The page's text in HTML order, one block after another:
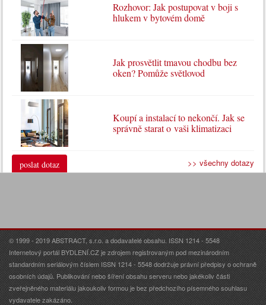
Rozhovor: Jak postupovat v boji s
hlukem v bytovém domě
Jak prosvětlit tmavou chodbu bez
oken? Pomůže světlovod
Koupí a instalací to nekončí. Jak se
správně starat o vaši klimatizaci
poslat dotaz >> všechny dotazy
© 1999 - 2019 ABSTRACT, s.r.o. a dodavatelé obsahu. ISSN 1214 - 5548
Internetový portál BYDLENÍ.CZ je zdrojem registrovaným pod mezinárodním
standardním seriálovým číslem ISSN 1214 - 5548 dodržuje právní předpisy o ochraně
osobních údajů. Publikování nebo šíření obsahu serveru nebo jakékoliv části
zveřejněného materiálu jakoukoliv formou je bez předchozího písemného souhlasu
vydavatele zakázáno.